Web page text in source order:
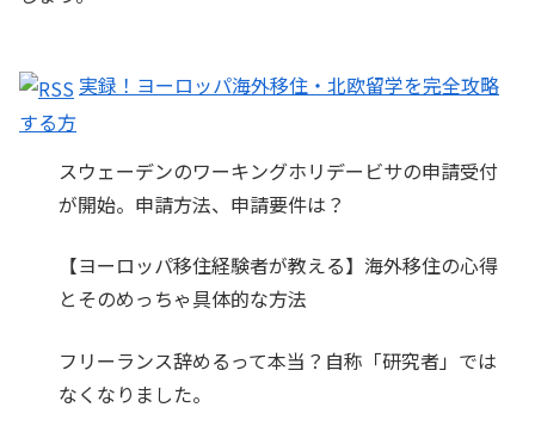
実録！ヨーロッパ海外移住・北欧留学を完全攻略
する方
スウェーデンのワーキングホリデービサの申請受付
が開始。申請方法、申請要件は？
【ヨーロッパ移住経験者が教える】海外移住の心得
とそのめっちゃ具体的な方法
フリーランス辞めるって本当？自称「研究者」では
なくなりました。